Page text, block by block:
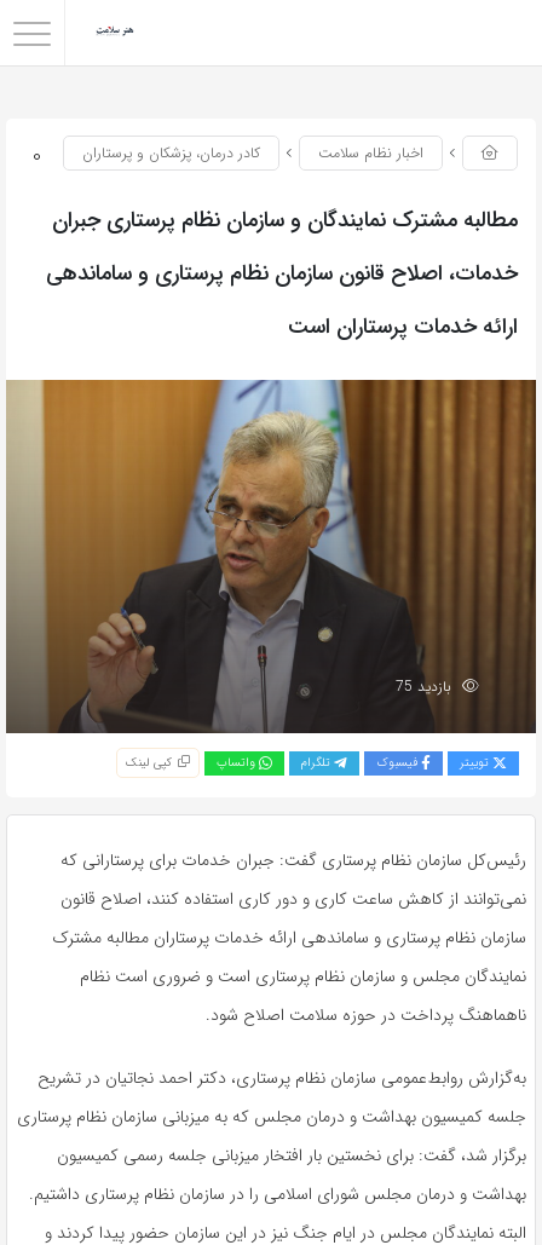
0 اخبار نظام سلامت کادر درمان، پزشکان و پرستاران
مطالبه مشترک نمایندگان و سازمان نظام پرستاری جبران
خدمات، اصلاح قانون سازمان نظام پرستاری و ساماندهی
ارائه خدمات پرستاران است
بازدید 75
توییتر فیسبوک تلگرام واتساپ کپی لینک
رئیس‌کل سازمان نظام پرستاری گفت: جبران خدمات برای پرستارانی که
نمی‌توانند از کاهش ساعت کاری و دور کاری استفاده کنند، اصلاح قانون
سازمان نظام پرستاری و ساماندهی ارائه خدمات پرستاران مطالبه مشترک
نمایندگان مجلس و سازمان نظام پرستاری است و ضروری است نظام
ناهماهنگ پرداخت در حوزه سلامت اصلاح شود.
به‌گزارش روابط‌عمومی سازمان نظام پرستاری، دکتر احمد نجاتیان در تشریح
جلسه کمیسیون بهداشت و درمان مجلس که به میزبانی سازمان نظام پرستاری
برگزار شد، گفت: برای نخستین بار افتخار میزبانی جلسه رسمی کمیسیون
بهداشت و درمان مجلس شورای اسلامی را در سازمان نظام پرستاری داشتیم.
البته نمایندگان مجلس در ایام جنگ نیز در این سازمان حضور پیدا کردند و